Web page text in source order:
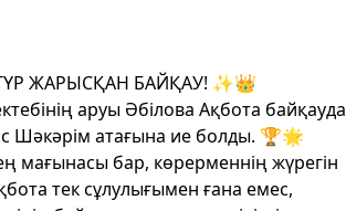
ЖАРЫСҚАН БАЙҚАУ! ✨👑
аруы Әбілова Ақбота байқауда
Шәкәрім атағына ие болды. 🏆🌟
мағынасы бар, көрерменнің жүрегін
тек сұлулығымен ғана емес,